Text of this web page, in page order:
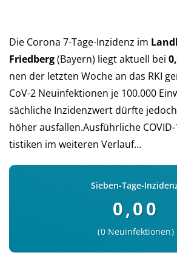
Die Corona 7-Tage-Inzidenz im
Friedberg(Bay­ern) liegt aktu­ell bei
nen der letz­ten Woche an das RKI
CoV-2 Neu­in­fek­tio­nen je 100.000
säch­liche In­zi­denz­wert dürf­te
höher aus­fal­len.Aus­führ­liche
tis­ti­ken im wei­teren Verlauf…
Sieben-Tage-
0,00
0 Neuinfektionen